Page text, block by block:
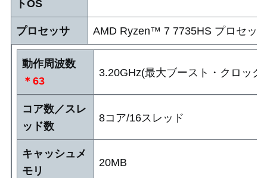
トOS
プロセッサ AMD Ryzen™ 7 7735HS プロセッ
動作周波数
＊63
3.20GHz(最大ブースト・クロック
コア数／スレ
ッド数
8コア/16スレッド
キャッシュメ
モリ
20MB